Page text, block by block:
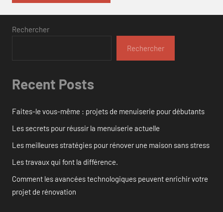
Rechercher
Rechercher
Recent Posts
Faites-le vous-même : projets de menuiserie pour débutants
Les secrets pour réussir la menuiserie actuelle
Les meilleures stratégies pour rénover une maison sans stress
Les travaux qui font la différence.
Comment les avancées technologiques peuvent enrichir votre
projet de rénovation